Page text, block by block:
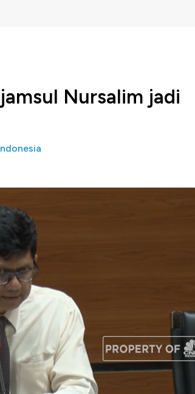
Nursalim jadi
Nursalim sebagai tersangka kasus Bantuan